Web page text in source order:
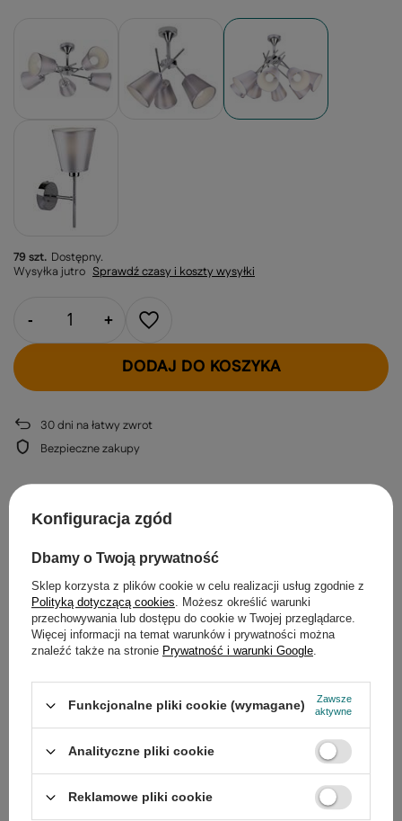
79 szt. Dostępny
Wysyłka jutro Sprawdź czasy i koszty wysyłki
- +
DODAJ DO KOSZYKA
30dni na łatwy zwrot
Bezpieczne zakupy
Opis
Szczegółowe dane
Gwarancja
Opinie (0)
Potrzebujesz pomocy? Masz pytania?
Zadaj pytanie a my odpowiemy
odpowiedzi publikując dla innych.
Zadaj pytanie
Konfiguracja zgód
Dbamy o Twoją prywatność
Sklep korzysta z plików cookie w celu realizacji usług zgodnie z
Polityką dotyczącą cookies. Możesz określić warunki
przechowywania lub dostępu do cookie w Twojej przeglądarce.
Więcej informacji na temat warunków i prywatności można
znaleźć także na stronie Prywatność i warunki Google.
Funkcjonalne pliki cookie (wymagane)
Zawsze
aktywne
Analityczne pliki cookie
Reklamowe pliki cookie